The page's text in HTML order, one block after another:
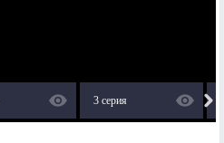
3 серия